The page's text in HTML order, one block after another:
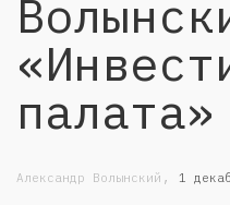
палата»
Александр Волынский , 1